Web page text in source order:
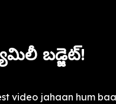
బడ్జెట్!
video jahaan hum